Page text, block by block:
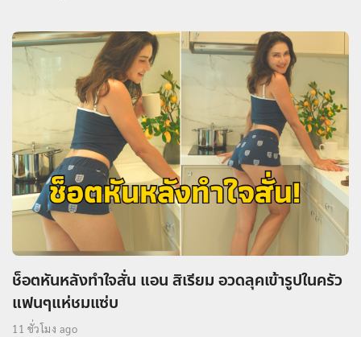
ช็อตหันหลังทำใจสั่น แอน สิเรียม อวดลุคเข้ารูปในครัว
แฟนๆแห่ชมแซ่บ
11 ชั่วโมง ago